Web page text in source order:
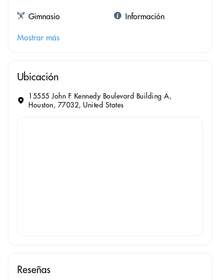
Gimnasio Información
Mostrar más
Ubicación
15555 John F Kennedy Boulevard Building A,
Houston, 77032, United States
Reseñas